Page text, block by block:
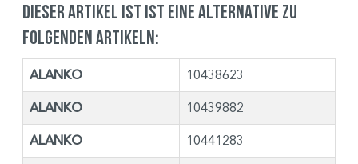
Dieser Artikel ist ist eine Alternative zu
folgenden Artikeln:
ALANKO 10438623
ALANKO 10439882
ALANKO 10441283